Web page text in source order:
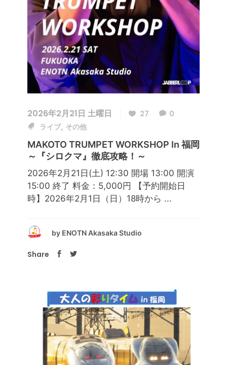
2026年2月21日 土曜日 27
0
ライブ, その他
MAKOTO TRUMPET WORKSHOP In 福岡
～『シロクマ』徹底攻略！～
2026年2月21日(土) 12:30 開場 13:00 開演
15:00 終了 料金：5,000円 【予約開始日
時】2026年2月1日（日）18時から ...
by ENOTN Akasaka Studio
Share